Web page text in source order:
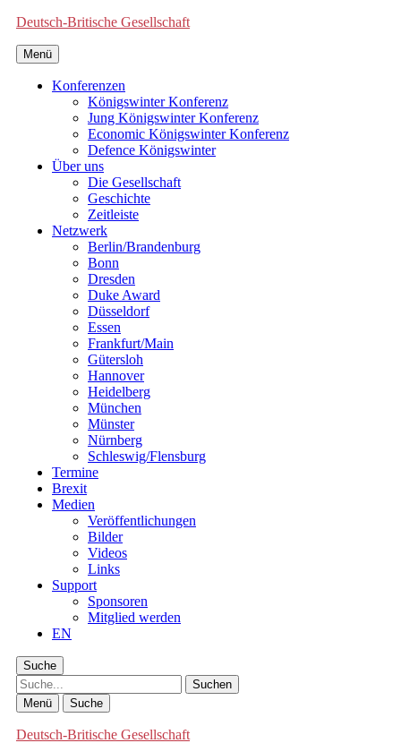
Deutsch-Britische Gesellschaft
Menü
Konferenzen
Königswinter Konferenz
Jung Königswinter Konferenz
Economic Königswinter Konferenz
Defence Königswinter
Über uns
Die Gesellschaft
Geschichte
Zeitleiste
Netzwerk
Berlin/Brandenburg
Bonn
Dresden
Duke Award
Düsseldorf
Essen
Frankfurt/Main
Gütersloh
Hannover
Heidelberg
München
Münster
Nürnberg
Schleswig/Flensburg
Termine
Brexit
Medien
Veröffentlichungen
Bilder
Videos
Links
Support
Sponsoren
Mitglied werden
EN
Suche
Suche
Menü Suche
Deutsch-Britische Gesellschaft